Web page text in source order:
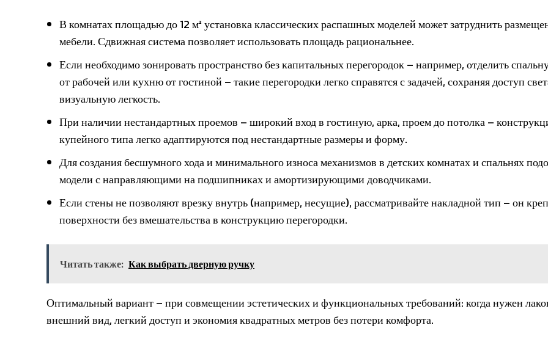
В комнатах площадью до 12 м² установка классических распашных моделей может затруднить
мебели. Сдвижная система позволяет использовать площадь рациональнее.
Если необходимо зонировать пространство без капитальных перегородок – например, отделить
от рабочей или кухню от гостиной – такие перегородки легко справятся с задачей, сохраняя доступ
визуальную легкость.
При наличии нестандартных проемов – широкий вход в гостиную, арка, проем до потолка –
купейного типа легко адаптируются под нестандартные размеры и форму.
Для создания бесшумного хода и минимального износа механизмов в детских комнатах и спальнях
модели с направляющими на подшипниках и амортизирующими доводчиками.
Если стены не позволяют врезку внутрь (например, несущие), рассматривайте накладной тип – он
поверхности без вмешательства в конструкцию перегородки.
Читать также: Как выбрать дверную ручку
Оптимальный вариант – при совмещении эстетических и функциональных требований: когда нужен
внешний вид, легкий доступ и экономия квадратных метров без потери комфорта.